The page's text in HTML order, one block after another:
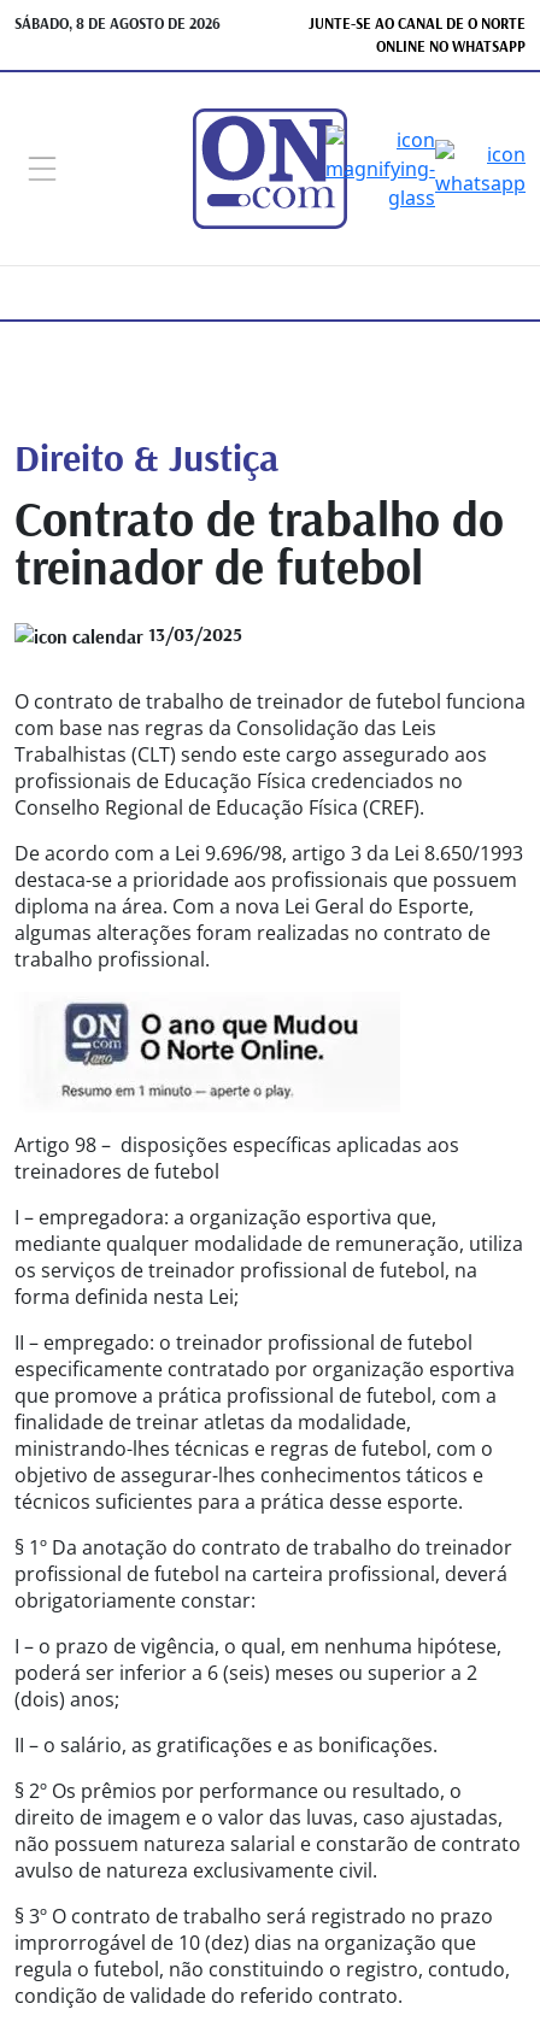
SÁBADO, 8 DE AGOSTO DE 2026
JUNTE-SE AO CANAL DE O NORTE
ONLINE NO WHATSAPP
Direito & Justiça
Contrato de trabalho do
treinador de futebol
13/03/2025
O contrato de trabalho de treinador de futebol funciona
com base nas regras da Consolidação das Leis
Trabalhistas (CLT) sendo este cargo assegurado aos
profissionais de Educação Física credenciados no
Conselho Regional de Educação Física (CREF).
De acordo com a Lei 9.696/98, artigo 3 da Lei 8.650/1993
destaca-se a prioridade aos profissionais que possuem
diploma na área. Com a nova Lei Geral do Esporte,
algumas alterações foram realizadas no contrato de
trabalho profissional.
Artigo 98 – disposições específicas aplicadas aos
treinadores de futebol
I – empregadora: a organização esportiva que,
mediante qualquer modalidade de remuneração, utiliza
os serviços de treinador profissional de futebol, na
forma definida nesta Lei;
II – empregado: o treinador profissional de futebol
especificamente contratado por organização esportiva
que promove a prática profissional de futebol, com a
finalidade de treinar atletas da modalidade,
ministrando-lhes técnicas e regras de futebol, com o
objetivo de assegurar-lhes conhecimentos táticos e
técnicos suficientes para a prática desse esporte.
§ 1º Da anotação do contrato de trabalho do treinador
profissional de futebol na carteira profissional, deverá
obrigatoriamente constar:
I – o prazo de vigência, o qual, em nenhuma hipótese,
poderá ser inferior a 6 (seis) meses ou superior a 2
(dois) anos;
II – o salário, as gratificações e as bonificações.
§ 2º Os prêmios por performance ou resultado, o
direito de imagem e o valor das luvas, caso ajustadas,
não possuem natureza salarial e constarão de contrato
avulso de natureza exclusivamente civil.
§ 3º O contrato de trabalho será registrado no prazo
improrrogável de 10 (dez) dias na organização que
regula o futebol, não constituindo o registro, contudo,
condição de validade do referido contrato.